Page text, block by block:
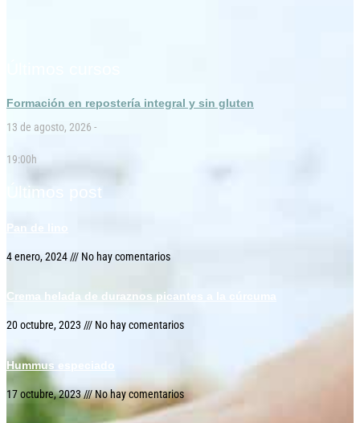
Formación en repostería integral y sin gluten
13 de agosto, 2026 -
19:00h
Últimos post
Pan de lino
4 enero, 2024 No hay comentarios
Crema helada de duraznos picantes a la cúrcuma
20 octubre, 2023 No hay comentarios
Hummus especiado
17 octubre, 2023 No hay comentarios